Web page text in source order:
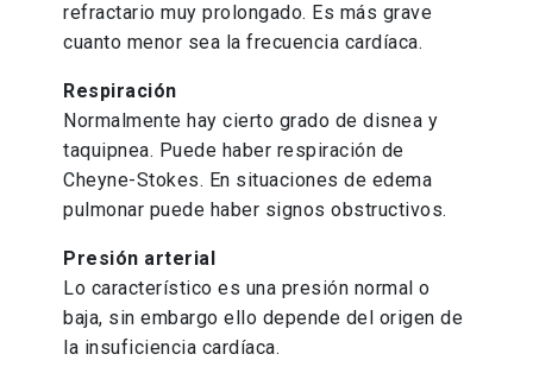
refractario muy prolongado. Es más grave
cuanto menor sea la frecuencia cardíaca.
Respiración
Normalmente hay cierto grado de disnea y
taquipnea. Puede haber respiración de
Cheyne-Stokes. En situaciones de edema
pulmonar puede haber signos obstructivos.
Presión arterial
Lo característico es una presión normal o
baja, sin embargo ello depende del origen de
la insuficiencia cardíaca.